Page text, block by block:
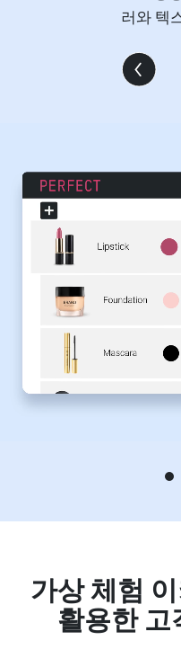
립트 복
가상 체험
활용한 고